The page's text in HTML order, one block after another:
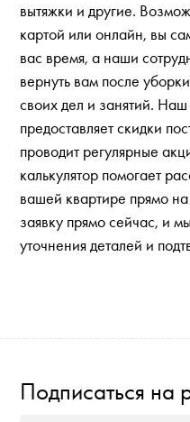
вытяжки и другие.
картой или онлайн, вы
вас время, а наши
вернуть вам после
своих дел и занятий.
предоставляет скидки
проводит регулярные
калькулятор помогает
вашей квартире прямо
заявку прямо сейчас, и
уточнения деталей и
Подписаться на